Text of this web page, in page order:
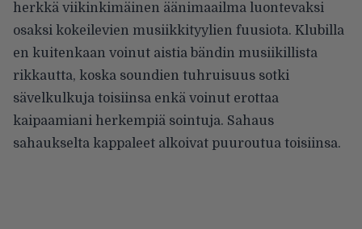
herkkä viikinkimäinen äänimaailma luontevaksi
osaksi kokeilevien musiikkityylien fuusiota. Klubilla
en kuitenkaan voinut aistia bändin musiikillista
rikkautta, koska soundien tuhruisuus sotki
sävelkulkuja toisiinsa enkä voinut erottaa
kaipaamiani herkempiä sointuja. Sahaus
sahaukselta kappaleet alkoivat puuroutua toisiinsa.